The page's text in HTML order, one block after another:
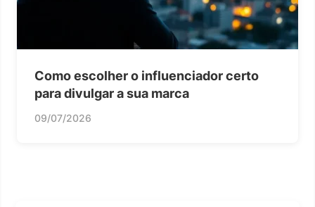
Como escolher o influenciador certo
para divulgar a sua marca
09/07/2026